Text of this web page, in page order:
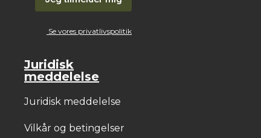
Se vores privatlivspolitik
Juridisk
meddelelse
Juridisk meddelelse
Vilkår og betingelser